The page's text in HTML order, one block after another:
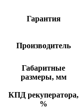
Гарантия
Производитель
Габаритные
размеры, мм
КПД рекуператора,
%